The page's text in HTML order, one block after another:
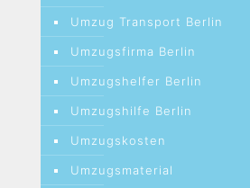
Umzug Transport Berlin
Umzugsfirma Berlin
Umzugshelfer Berlin
Umzugshilfe Berlin
Umzugskosten
Umzugsmaterial